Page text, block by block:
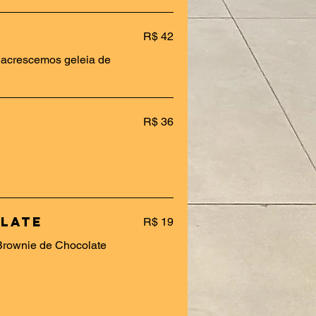
geleia de
R$ 42
R$ 36
de Chocolate
R$ 19